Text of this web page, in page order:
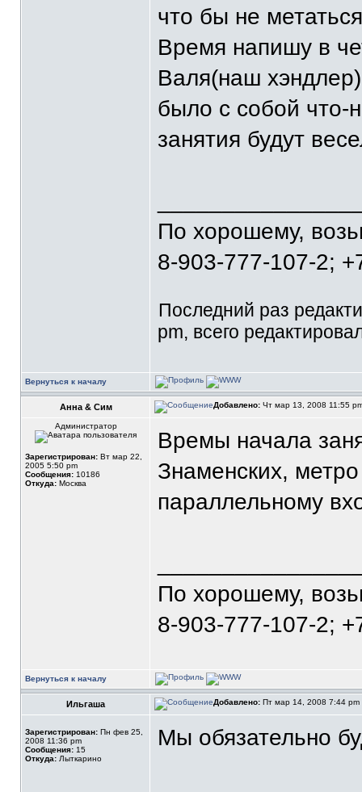
что бы не
Время напишу в
Валя(наш
было с собой что-
занятия будут
По хорошему,
8-903-777-107-2;
Последний раз
pm, всего
Вернуться к началу
Анна & Сим Добавлено: Чт мар 13, 2008 11:55
Администратор
Зарегистрирован: Вт мар 22,
2005 5:50 pm
Сообщения: 10186
Откуда: Москва
Времы начала
Знаменских,
параллельному
По хорошему,
8-903-777-107-2;
Вернуться к началу
Ильгаша Добавлено: Пт мар 14, 2008 7:44 pm
Зарегистрирован: Пн фев 25,
2008 11:36 pm
Сообщения: 15
Откуда: Лыткарино
Мы обязательно